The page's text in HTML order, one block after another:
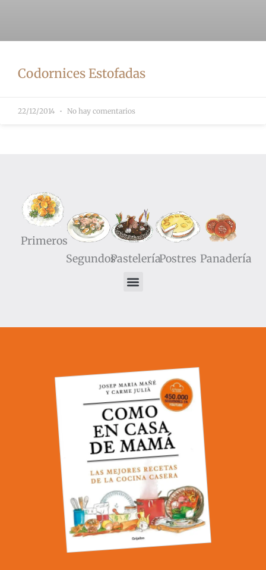
Codornices Estofadas
22/12/2014 No hay comentarios
Primeros
SegundosPasteleríaPostres Panadería